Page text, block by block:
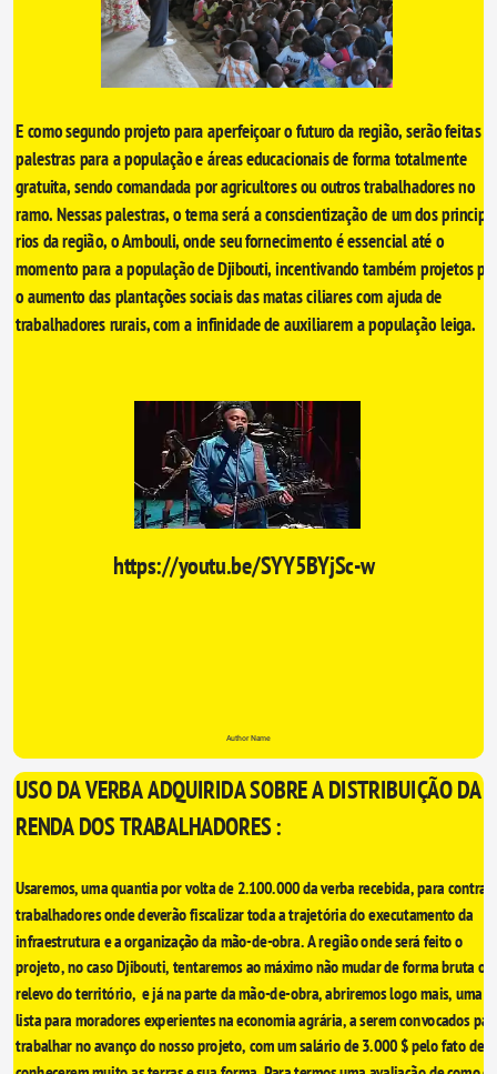
E como segundo projeto para aperfeiçoar o futuro da região, serão feitas
palestras para a população e áreas educacionais de forma totalmente
gratuita, sendo comandada por agricultores ou outros trabalhadores no
ramo. Nessas palestras, o tema será a conscientização de um dos
rios da região, o Ambouli, onde seu fornecimento é essencial até o
momento para a população de Djibouti, incentivando também projetos
o aumento das plantações sociais das matas ciliares com ajuda de
trabalhadores rurais, com a infinidade de auxiliarem a população leiga.
https://youtu.be/SYY5BYjSc-w
Author Name
USO DA VERBA ADQUIRIDA SOBRE A DISTRIBUIÇÃO DA
RENDA DOS TRABALHADORES :
Usaremos, uma quantia por volta de 2.100.000 da verba recebida, para
trabalhadores onde deverão fiscalizar toda a trajetória do executamento da
infraestrutura e a organização da mão-de-obra. A região onde será feito o
projeto, no caso Djibouti, tentaremos ao máximo não mudar de forma bruta o
relevo do território,  e já na parte da mão-de-obra, abriremos logo mais, uma
lista para moradores experientes na economia agrária, a serem convocados
trabalhar no avanço do nosso projeto, com um salário de 3.000 $ pelo fato de